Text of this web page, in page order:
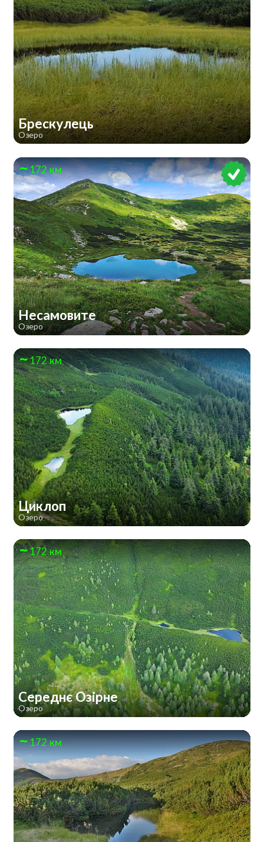
Брескулeць
Озеро
172 км
Несамовите
Озеро
172 км
Циклоп
Озеро
172 км
Середнє Озірне
Озеро
172 км